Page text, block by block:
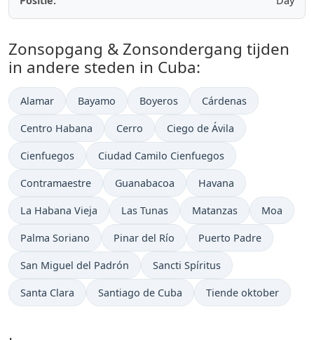
Zonsopgang & Zonsondergang tijden
in andere steden in Cuba:
Alamar Bayamo Boyeros Cárdenas
Centro Habana Cerro Ciego de Ávila
Cienfuegos Ciudad Camilo Cienfuegos
Contramaestre Guanabacoa Havana
La Habana Vieja Las Tunas Matanzas Moa
Palma Soriano Pinar del Río Puerto Padre
San Miguel del Padrón Sancti Spíritus
Santa Clara Santiago de Cuba Tiende oktober